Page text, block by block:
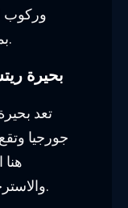
وركوب
بمناظره الخلابة والجليد اللامتناهي.
5. بحيرة
تعد
جورجيا
والاسترخاء على شواطئ البحيرة الرملية.